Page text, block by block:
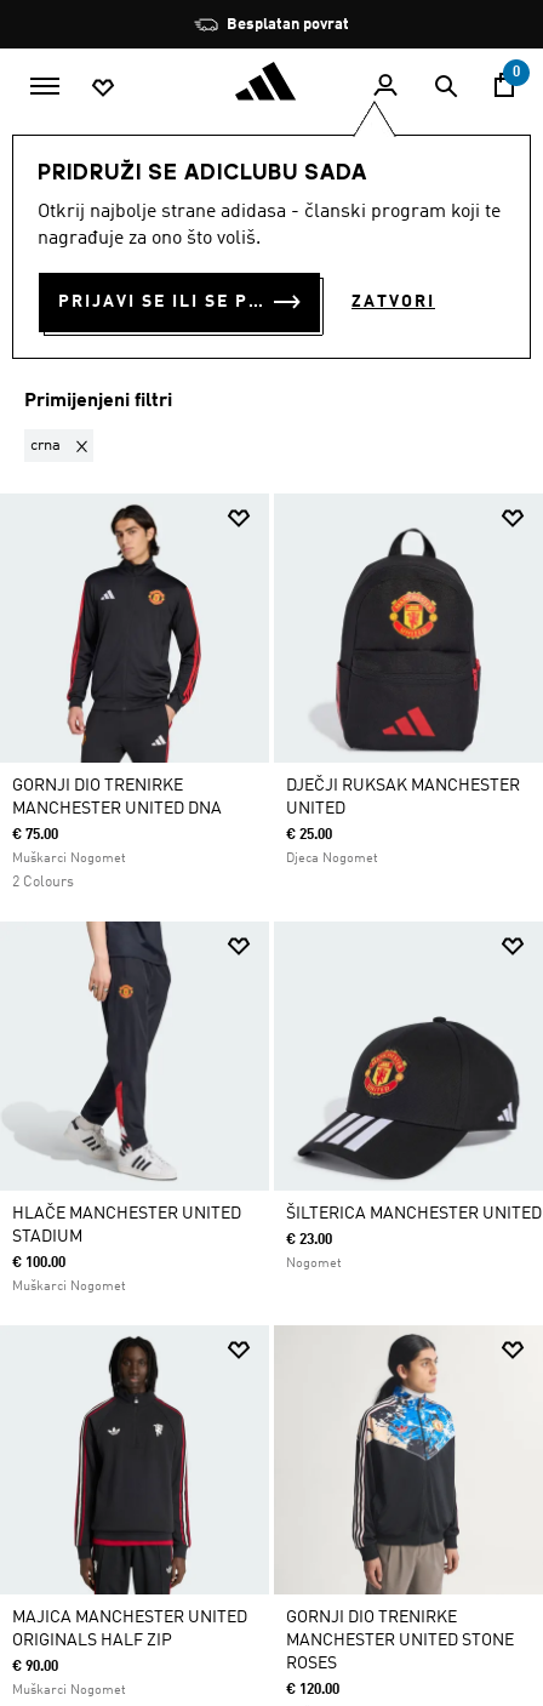
Zaustavi
rotaciju
Besplatan povrat
0
PRIDRUŽI SE ADICLUBU SADA
Otkrij najbolje strane adidasa - članski program koji te
nagrađuje za ono što voliš.
PRIJAVI SE ILI SE PRIDRUŽI SADA ZATVORI
Nogometni klubovi Manchester United
CRNA·MANCHESTER
UNITED
(72)
Filtriraj
Primijenjeni filtri
crna Ukloni filter Trenutno filtrirano prema BOJA: crna
GORNJI DIO TRENIRKE
MANCHESTER UNITED DNA
€ 75.00
Muškarci Nogomet
2 Colours
DJEČJI RUKSAK MANCHESTER
UNITED
€ 25.00
Djeca Nogomet
HLAČE MANCHESTER UNITED
STADIUM
€ 100.00
Muškarci Nogomet
ŠILTERICA MANCHESTER UNITED
€ 23.00
Nogomet
MAJICA MANCHESTER UNITED
ORIGINALS HALF ZIP
€ 90.00
Muškarci Nogomet
GORNJI DIO TRENIRKE
MANCHESTER UNITED STONE
ROSES
€ 120.00